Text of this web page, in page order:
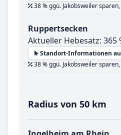
38 % ggü. Jakobsweiler sparen,
Ruppertsecken
Aktueller Hebesatz: 365
Standort-Informationen
38 % ggü. Jakobsweiler sparen,
Radius von 50 km